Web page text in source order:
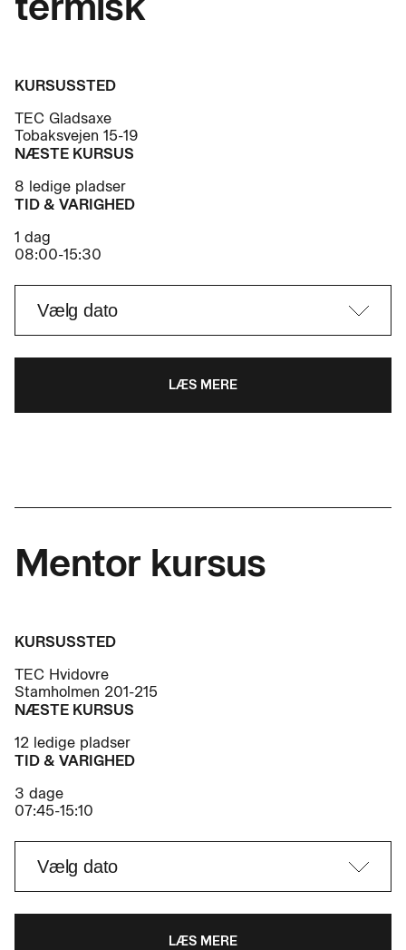
KURSUSSTED
TEC Gladsaxe
Tobaksvejen 15-19
NÆSTE KURSUS
8 ledige pladser
TID & VARIGHED
1 dag
08:00-15:30
LÆS MERE
Mentor kursus
KURSUSSTED
TEC Hvidovre
Stamholmen 201-215
NÆSTE KURSUS
12 ledige pladser
TID & VARIGHED
3 dage
07:45-15:10
LÆS MERE